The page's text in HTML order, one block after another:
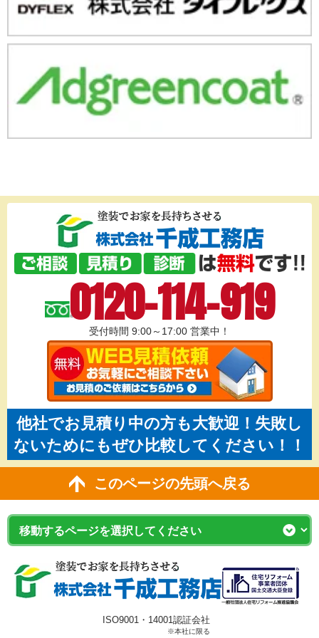
0120-114-919
受付時間 9:00～17:00 営業中！
他社でお見積り中の方も大歓迎！失敗し
ないためにもぜひ比較してください！！
このページの先頭へ戻る
ISO9001・14001認証会社
※本社に限る